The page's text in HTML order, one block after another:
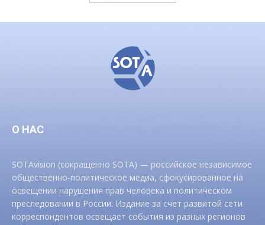
О НАС
SOTAvision (сокращенно SOTA) — российское независимое
общественно-политическое медиа, сфокусированное на
освещении нарушения прав человека и политическом
преследовании в России. Издание за счет развитой сети
корреспондентов освещает события из разных регионов